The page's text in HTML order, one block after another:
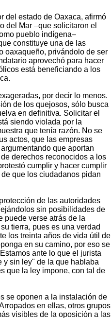
del estado de Oaxaca, afirmó
del Mar –que solicitaron el
pueblo indígena–
constituye una de las
oaxaqueño, privándolo de ser
aprovechó para hacer
está beneficiando a los
por decir lo menos.
de los quejosos, sólo busca
en definitiva. Solicitar el
siendo violada por la
que tenía razón. No se
actos, que las empresas
que aportan
derechos reconocidos a los
cumplir y hacer cumplir
que los ciudadanos pidan
de las autoridades
sin posibilidades de
puede verse atrás de la
tierra, pues es una verdad
los treinta años de vida útil de
en su camino, por eso se
ante lo que el jurista
sin ley" de la que hablaba
que la ley impone, con tal de
se oponen a la instalación de
en ellas, otros grupos
visibles de la oposición a las